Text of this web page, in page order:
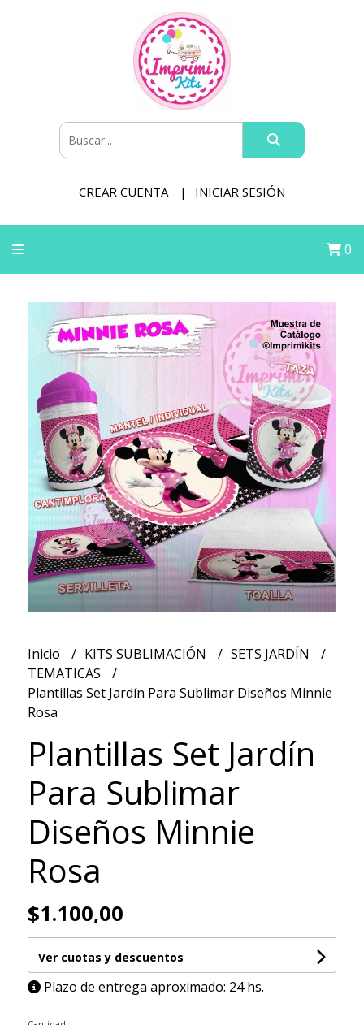
CREAR CUENTA INICIAR SESIÓN
0
Inicio KITS SUBLIMACIÓN
SETS JARDÍN
TEMATICAS
Plantillas Set Jardín Para Sublimar Diseños Minnie
Rosa
Plantillas Set Jardín
Para Sublimar
Diseños Minnie
Rosa
$1.100,00
Ver cuotas y descuentos
Plazo de entrega aproximado: 24 hs.